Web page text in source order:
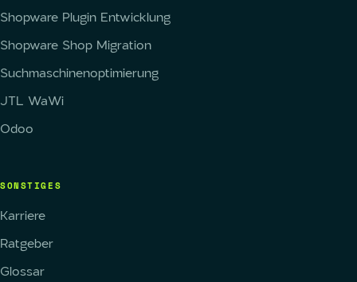
Shopware Plugin Entwicklung
Shopware Shop Migration
Suchmaschinenoptimierung
JTL WaWi
Odoo
SONSTIGES
Karriere
Ratgeber
Glossar